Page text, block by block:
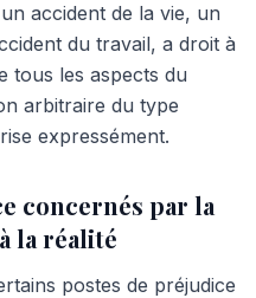
accident de la vie, un
du travail, a droit à
tous les aspects du
arbitraire du type
expressément.
concernés par la
la réalité
postes de préjudice